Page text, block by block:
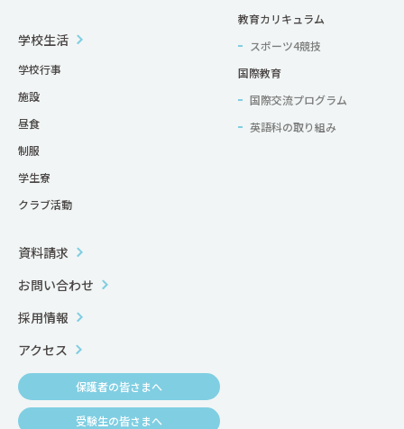
教育カリキュラム
スポーツ4競技
国際教育
国際交流プログラム
英語科の取り組み
学校生活
学校行事
施設
昼食
制服
学生寮
クラブ活動
資料請求
お問い合わせ
採用情報
アクセス
保護者の皆さまへ
受験生の皆さまへ